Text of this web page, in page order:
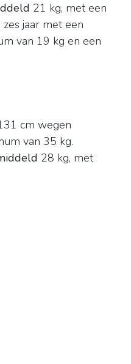
21 kg, met een
jaar met een
van 19 kg en een
cm wegen
van 35 kg.
28 kg, met